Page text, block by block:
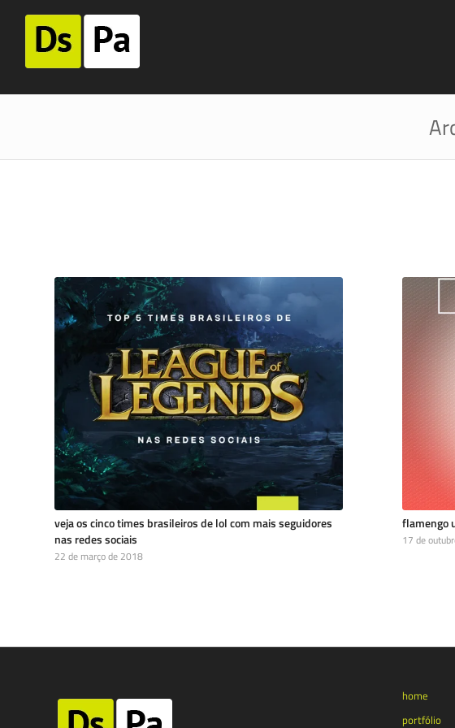
veja os cinco times brasileiros de lol com mais seguidores
nas redes sociais
22 de março de 2018
flamengo
17 de
home
portfólio